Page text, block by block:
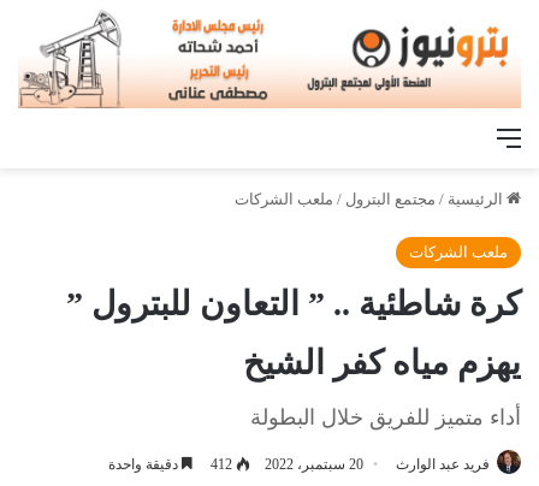
القائمة
الرئيسية / مجتمع البترول / ملعب الشركات
ملعب الشركات
كرة شاطئية .. ” التعاون للبترول ”
يهزم مياه كفر الشيخ
أداء متميز للفريق خلال البطولة
فريد عبد الوارث 20 سبتمبر، 2022 412 دقيقة واحدة